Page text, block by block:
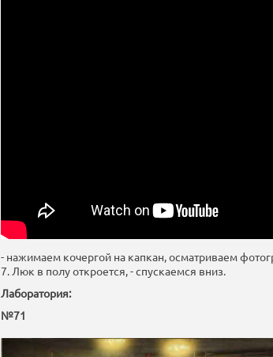
- нажимаем кочергой на капкан, осматриваем
7. Люк в полу откроется, - спускаемся вниз.
Лаборатория:
№71